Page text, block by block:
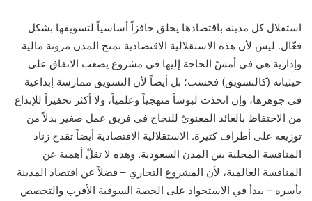
استقلال كل مدينة باقتصادها يخلق حافزاً أساسياً لتسويقها بشكل
فعّال. ليس لأن هذه الاستقلالية الاقتصادية تمنح المدن مرونة مالية
وإدارية هي في أمسّ الحاجة إليها في مشروع يصعب الاتفاق على
حيثياته (كالتسويق) فحسب؛ بل أيضاً لأن التسويق ممارسة إبداعية
في جوهرها، وإن اتخذت لبوساً منهجياً وعلمياً، ولا أكثر تحفيزاً للإبداع
من الاحتفاظ بالعائد المعنويّ للنجاح في فريق عمل صغير بدلاً من
توزيعه على أطراف كثيرة. الاستقلالية الاقتصادية أيضاً تقدح زناد
المنافسة المحلية بين المدن السعودية. وهذه لا تقلّ أهمية عن
المنافسة العالمية، لأن المشروع التجاري – فضلاً عن اقتصاد المدينة
بأسره – يبدأ في الاستحواذ على الحصة السوقية الأقرب والتخصص